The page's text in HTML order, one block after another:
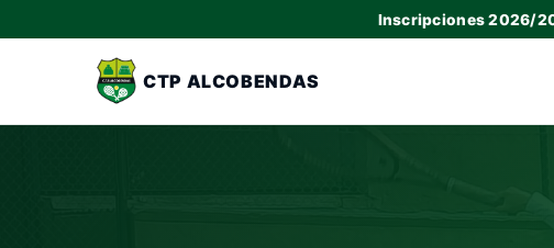
Inscripciones 2026/
CTP ALCOBENDAS